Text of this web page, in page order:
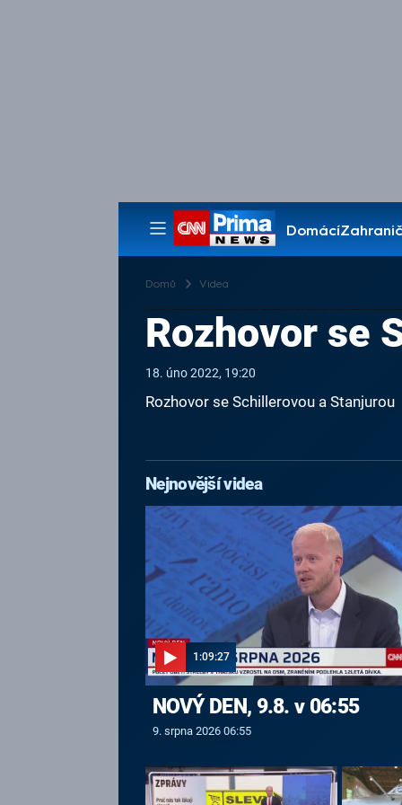
Domácí
Pořady
Domů Videa
Rozhovor se
18. úno 2022, 19:20
Rozhovor se Schillerovou a Stanjurou
Nejnovější videa
1:09:27
NOVÝ DEN, 9.8. v 06:55
9. srpna 2026 06:55